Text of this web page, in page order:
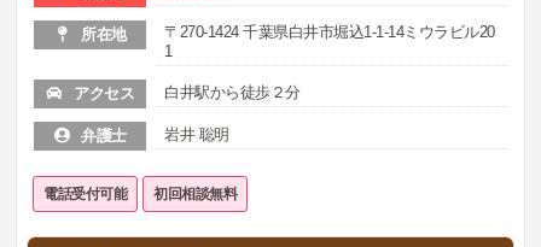
所在地
〒270-1424 千葉県白井市堀込1-1-14ミウラビル20
1
アクセス 白井駅から徒歩２分
弁護士 岩井 聡明
電話受付可能 初回相談無料